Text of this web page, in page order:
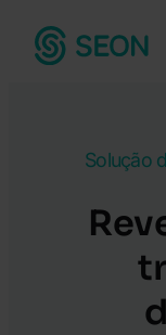
Solução